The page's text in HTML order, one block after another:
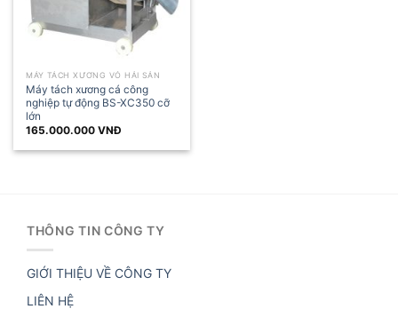
MÁY TÁCH XƯƠNG VỎ HẢI SẢN
Máy tách xương cá công
nghiệp tự động BS-XC350 cỡ
lớn
165.000.000VNĐ
THÔNG TIN CÔNG TY
GIỚI THIỆU VỀ CÔNG TY
LIÊN HỆ